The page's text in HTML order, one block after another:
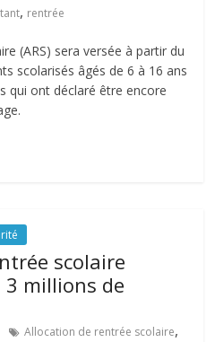
, rentrée
(ARS) sera versée à partir du
scolarisés âgés de 6 à 16 ans
qui ont déclaré être encore
scolaire
3 millions de
Allocation de rentrée scolaire,